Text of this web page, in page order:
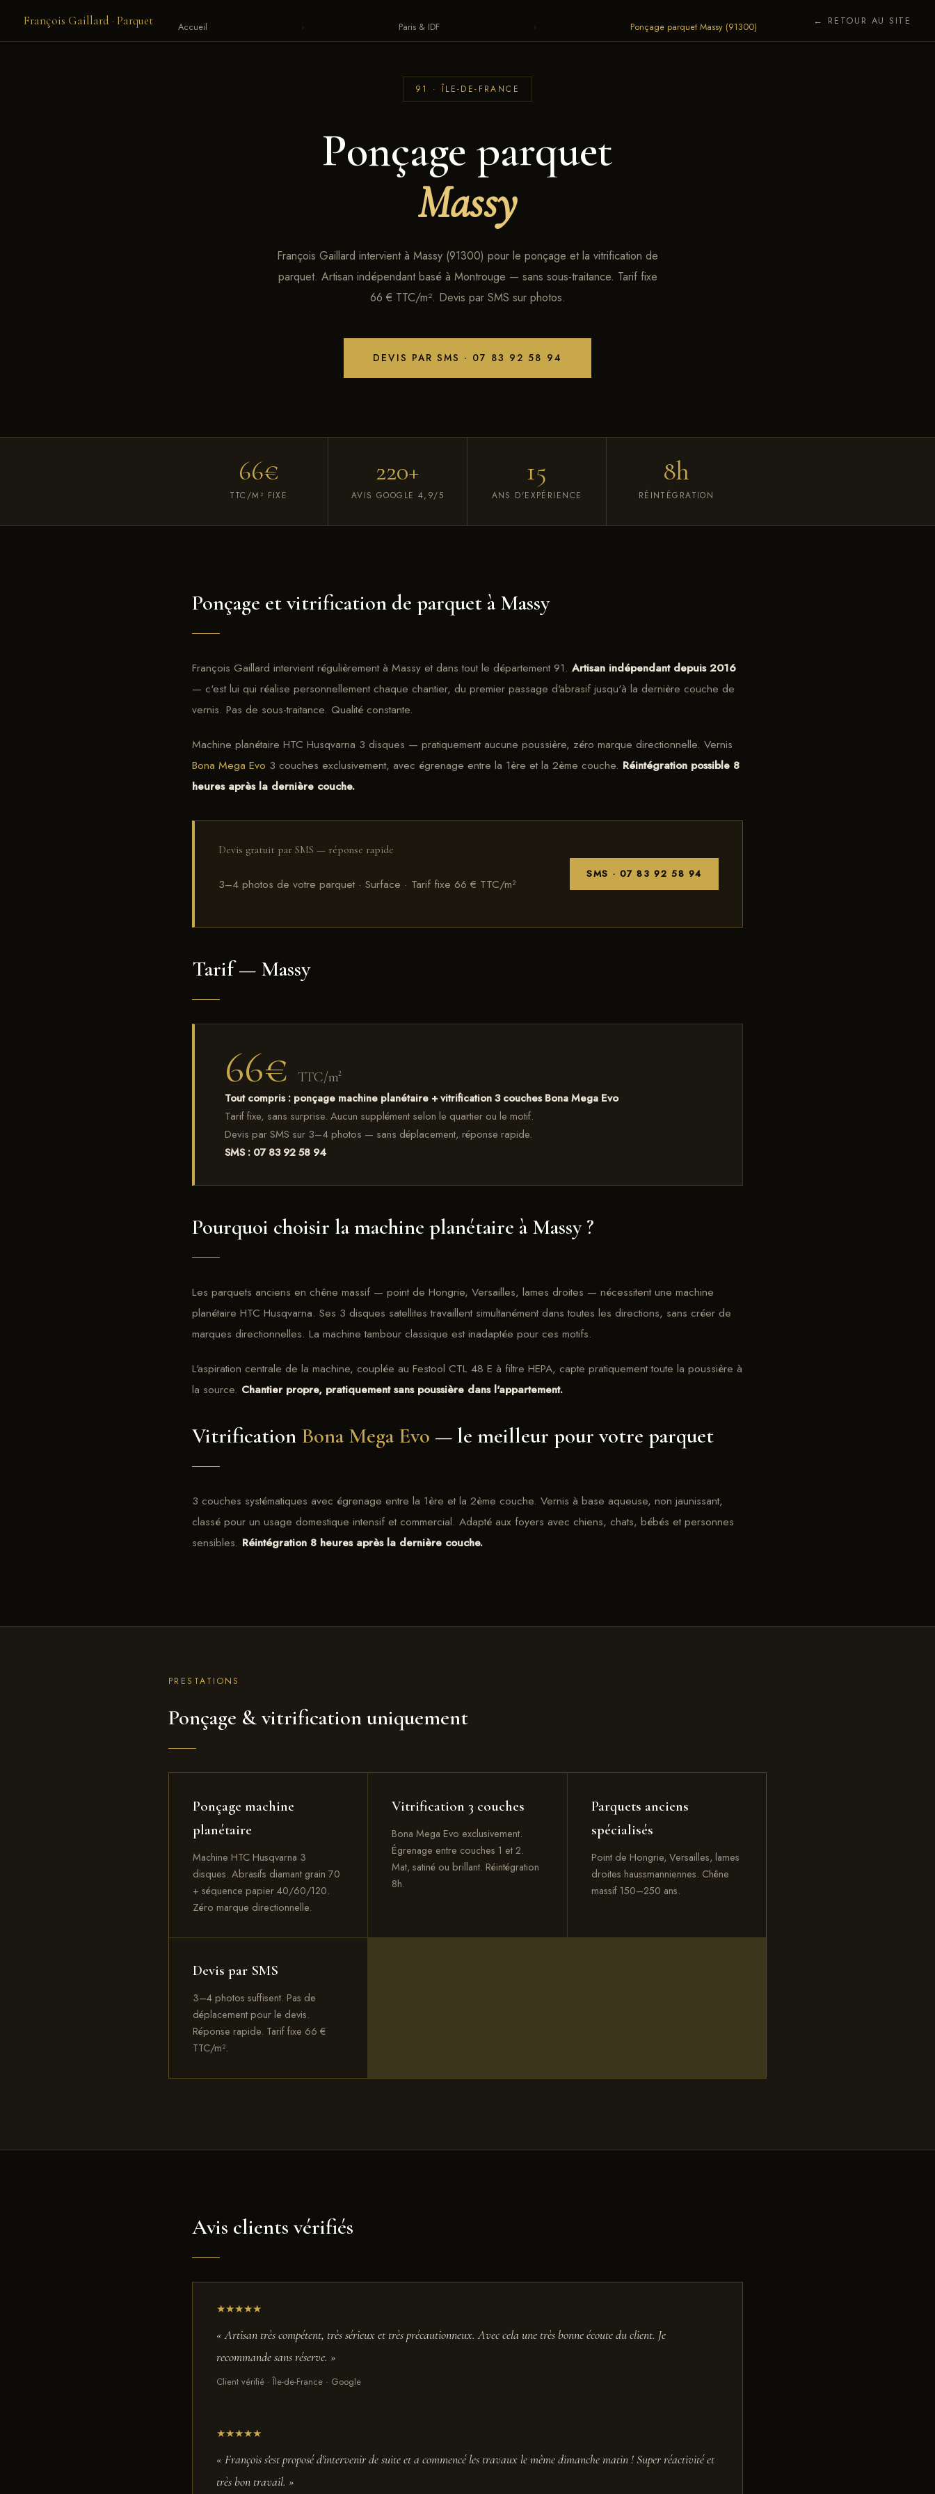
François Gaillard · Parquet ← RETOUR AU SITE
Accueil › Paris & IDF › Ponçage parquet Massy (91300)
91 · ÎLE-DE-FRANCE
Ponçage parquet
Massy
François Gaillard intervient à Massy (91300) pour le ponçage et la vitrification de
parquet. Artisan indépendant basé à Montrouge — sans sous-traitance. Tarif fixe
66 € TTC/m². Devis par SMS sur photos.
DEVIS PAR SMS · 07 83 92 58 94
66€
TTC/M² FIXE
220+
AVIS GOOGLE 4,9/5
15
ANS D'EXPÉRIENCE
8h
RÉINTÉGRATION
Ponçage et vitrification de parquet à Massy
François Gaillard intervient régulièrement à Massy et dans tout le département 91. Artisan indépendant depuis 2016
— c'est lui qui réalise personnellement chaque chantier, du premier passage d'abrasif jusqu'à la dernière couche de
vernis. Pas de sous-traitance. Qualité constante.
Machine planétaire HTC Husqvarna 3 disques — pratiquement aucune poussière, zéro marque directionnelle. Vernis
Bona Mega Evo 3 couches exclusivement, avec égrenage entre la 1ère et la 2ème couche. Réintégration possible 8
heures après la dernière couche.
Devis gratuit par SMS — réponse rapide
3–4 photos de votre parquet · Surface · Tarif fixe 66 € TTC/m²
SMS · 07 83 92 58 94
Tarif — Massy
66€ TTC/m²
Tout compris : ponçage machine planétaire + vitrification 3 couches Bona Mega Evo
Tarif fixe, sans surprise. Aucun supplément selon le quartier ou le motif.
Devis par SMS sur 3–4 photos — sans déplacement, réponse rapide.
SMS : 07 83 92 58 94
Pourquoi choisir la machine planétaire à Massy ?
Les parquets anciens en chêne massif — point de Hongrie, Versailles, lames droites — nécessitent une machine
planétaire HTC Husqvarna. Ses 3 disques satellites travaillent simultanément dans toutes les directions, sans créer de
marques directionnelles. La machine tambour classique est inadaptée pour ces motifs.
L'aspiration centrale de la machine, couplée au Festool CTL 48 E à filtre HEPA, capte pratiquement toute la poussière à
la source. Chantier propre, pratiquement sans poussière dans l'appartement.
Vitrification Bona Mega Evo — le meilleur pour votre parquet
3 couches systématiques avec égrenage entre la 1ère et la 2ème couche. Vernis à base aqueuse, non jaunissant,
classé pour un usage domestique intensif et commercial. Adapté aux foyers avec chiens, chats, bébés et personnes
sensibles. Réintégration 8 heures après la dernière couche.
PRESTATIONS
Ponçage & vitrification uniquement
Ponçage machine
planétaire
Machine HTC Husqvarna 3
disques. Abrasifs diamant grain 70
+ séquence papier 40/60/120.
Zéro marque directionnelle.
Vitrification 3 couches
Bona Mega Evo exclusivement.
Égrenage entre couches 1 et 2.
Mat, satiné ou brillant. Réintégration
8h.
Parquets anciens
spécialisés
Point de Hongrie, Versailles, lames
droites haussmanniennes. Chêne
massif 150–250 ans.
Devis par SMS
3–4 photos suffisent. Pas de
déplacement pour le devis.
Réponse rapide. Tarif fixe 66 €
TTC/m².
Avis clients vérifiés
★★★★★
« Artisan très compétent, très sérieux et très précautionneux. Avec cela une très bonne écoute du client. Je
recommande sans réserve. »
Client vérifié · Île-de-France · Google
★★★★★
« François s'est proposé d'intervenir de suite et a commencé les travaux le même dimanche matin ! Super réactivité et
très bon travail. »